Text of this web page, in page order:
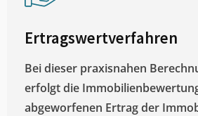
Ertragswertverfahren
Bei dieser praxisnahen
erfolgt die
abgeworfenen Ertrag der